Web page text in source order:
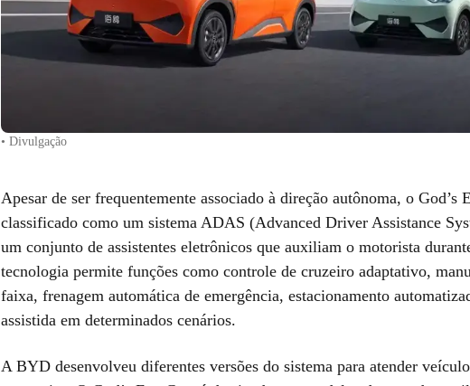
• Divulgação
Apesar de ser frequentemente associado à direção autônoma, o God’s
classificado como um sistema ADAS (Advanced Driver Assistance
um conjunto de assistentes eletrônicos que auxiliam o motorista
tecnologia permite funções como controle de cruzeiro adaptativo,
faixa, frenagem automática de emergência, estacionamento
assistida em determinados cenários.
A BYD desenvolveu diferentes versões do sistema para atender